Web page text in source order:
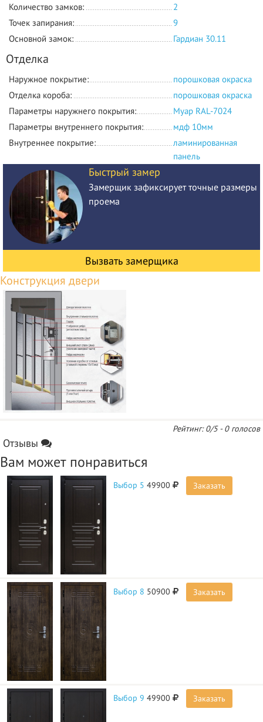
Количество замков:
2
Точек запирания:
9
Основной замок:
Гардиан 30.11
Отделка
Наружное покрытие:
порошковая окраска
Отделка короба:
порошковая окраска
Параметры наружнего покрытия:
Муар RAL-7024
Параметры внутреннего покрытия:
мдф 10мм
Внутреннее покрытие:
ламинированная
панель
Быстрый замер
Замерщик зафиксирует точные размеры
проема
Вызвать замерщика
Рейтинг:0/5 -0голосов
Отзывы
Вам может понравиться
Выбор 5 49900 Заказать
Выбор 8 50900 Заказать
Выбор 9 49900 Заказать